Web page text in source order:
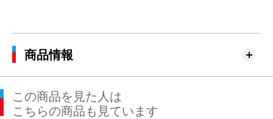
商品情報
この商品を見た人は
こちらの商品も見ています